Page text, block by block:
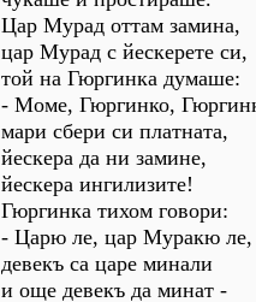
Цар Мурад оттам замина,
цар Мурад с йескерете си,
той на Гюргинка думаше:
- Моме, Гюргинко,
мари сбери си платната,
йескера да ни замине,
йескера ингилизите!
Гюргинка тихом говори:
- Царю ле, цар Муракю ле,
девекъ са царе минали
и още девекъ да минат -